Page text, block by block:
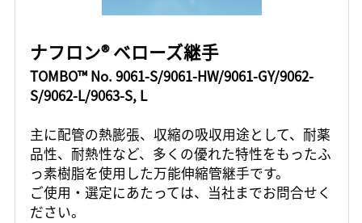
ナフロン® ベローズ継手
TOMBO™ No. 9061-S/9061-HW/9061-GY/9062-
S/9062-L/9063-S, L
主に配管の熱膨張、収縮の吸収用途として、耐薬
品性、耐熱性など、多くの優れた特性をもったふ
っ素樹脂を使用した万能伸縮管継手です。
ご使用・選定にあたっては、当社までお問合せく
ださい。